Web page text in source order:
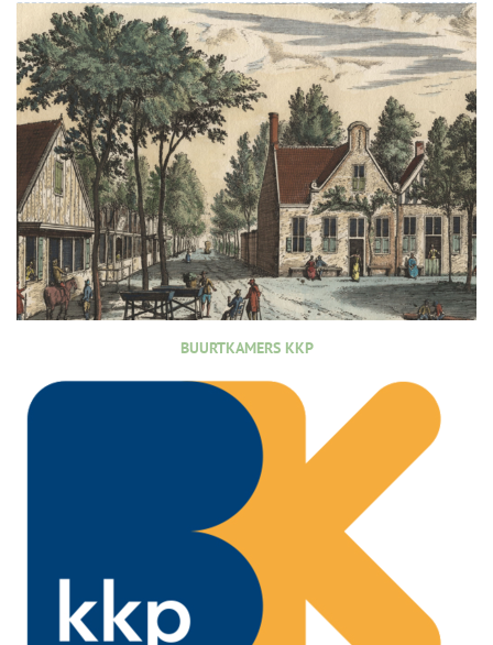
BUURTKAMERS KKP